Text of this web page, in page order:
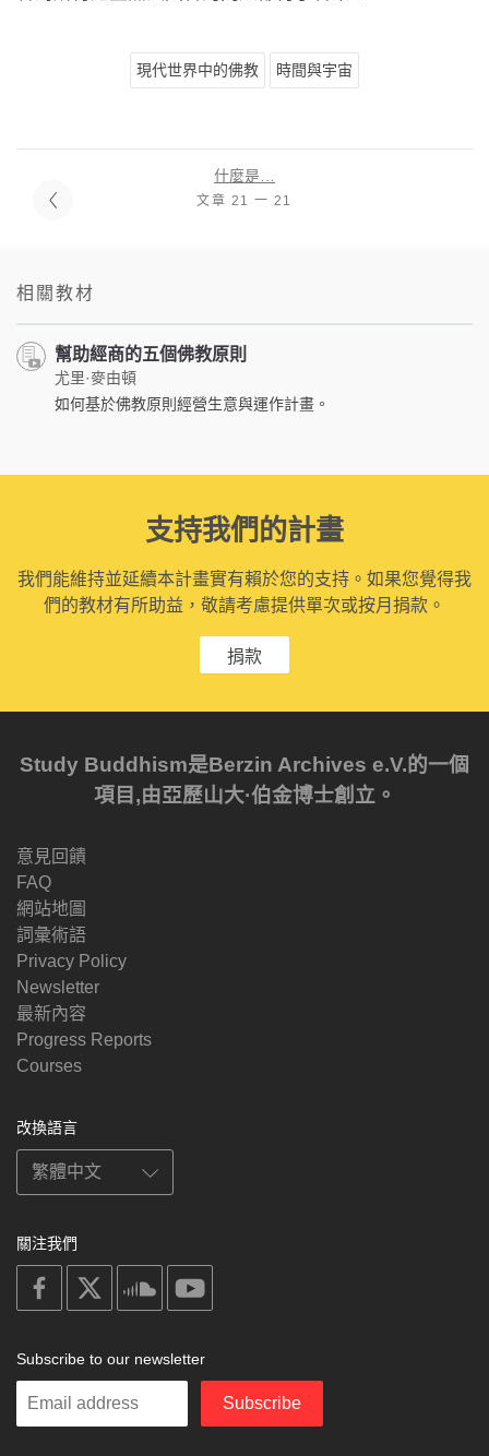
現代世界中的佛教 時間與宇宙
什麼是…
文章 21 一 21
相關教材
幫助經商的五個佛教原則
尤里·麥由頓
如何基於佛教原則經營生意與運作計畫。
支持我們的計畫
我們能維持並延續本計畫實有賴於您的支持。如果您覺得我
們的教材有所助益，敬請考慮提供單次或按月捐款。
捐款
Study Buddhism是Berzin Archives e.V.的一個
項目,由亞歷山大·伯金博士創立。
意見回饋
FAQ
網站地圖
詞彙術語
Privacy Policy
Newsletter
最新內容
Progress Reports
Courses
改換語言
關注我們
on
facebook
soundcloud
Subscribe to our newsletter
Enter
Subscribe